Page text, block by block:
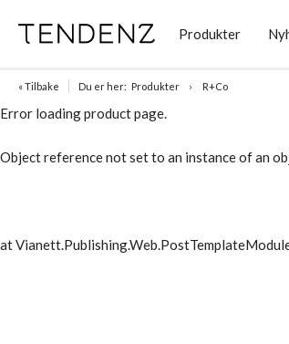
Produkter
« Tilbake Du er her: Produkter R+Co
Error loading product page.
Object reference not set to an instance of an
at